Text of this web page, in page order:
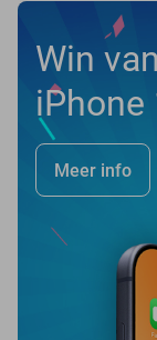
Win
iPhone
Meer info